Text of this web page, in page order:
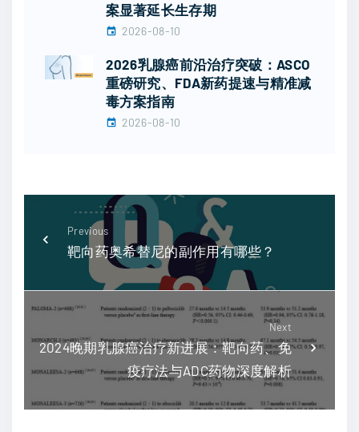
案显著延长生存期
2026-08-10
2026乳腺癌前沿治疗突破：ASCO
重磅研究、FDA新药提速与精准减
毒方案指南
2026-08-10
Previous
靶向药奥希替尼的副作用有哪些？
Next
2024晚期乳腺癌治疗新进展：靶向药、免
疫疗法与ADC药物深度解析